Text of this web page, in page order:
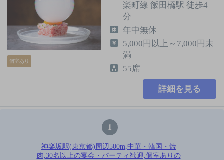
個室あり
楽町線 飯田橋駅 徒歩4
分
年中無休
5,000円以上～7,000円未
満
55席
詳細を見る
1
神楽坂駅(東京都)周辺500m,中華・韓国・焼
肉,30名以上の宴会・パーティ歓迎,個室ありの